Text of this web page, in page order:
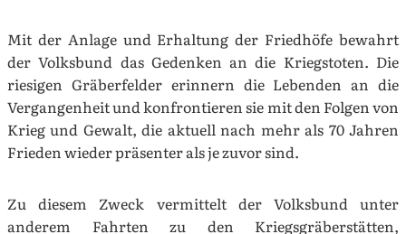
Mit der Anlage und Erhaltung der Friedhöfe bewahrt
der Volksbund das Gedenken an die Kriegstoten. Die
riesigen Gräberfelder erinnern die Lebenden an die
Vergangenheit und konfrontieren sie mit den Folgen von
Krieg und Gewalt, die aktuell nach mehr als 70 Jahren
Frieden wieder präsenter als je zuvor sind.
Zu diesem Zweck vermittelt der Volksbund unter
anderem Fahrten zu den Kriegsgräberstätten,